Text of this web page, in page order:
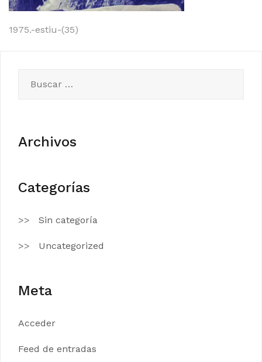
Navegación
entradas
1975.-estiu-(35)
Archivos
Categorías
Sin categoría
Uncategorized
Meta
Acceder
Feed de entradas